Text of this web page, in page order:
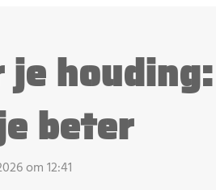
beter
om 12:41